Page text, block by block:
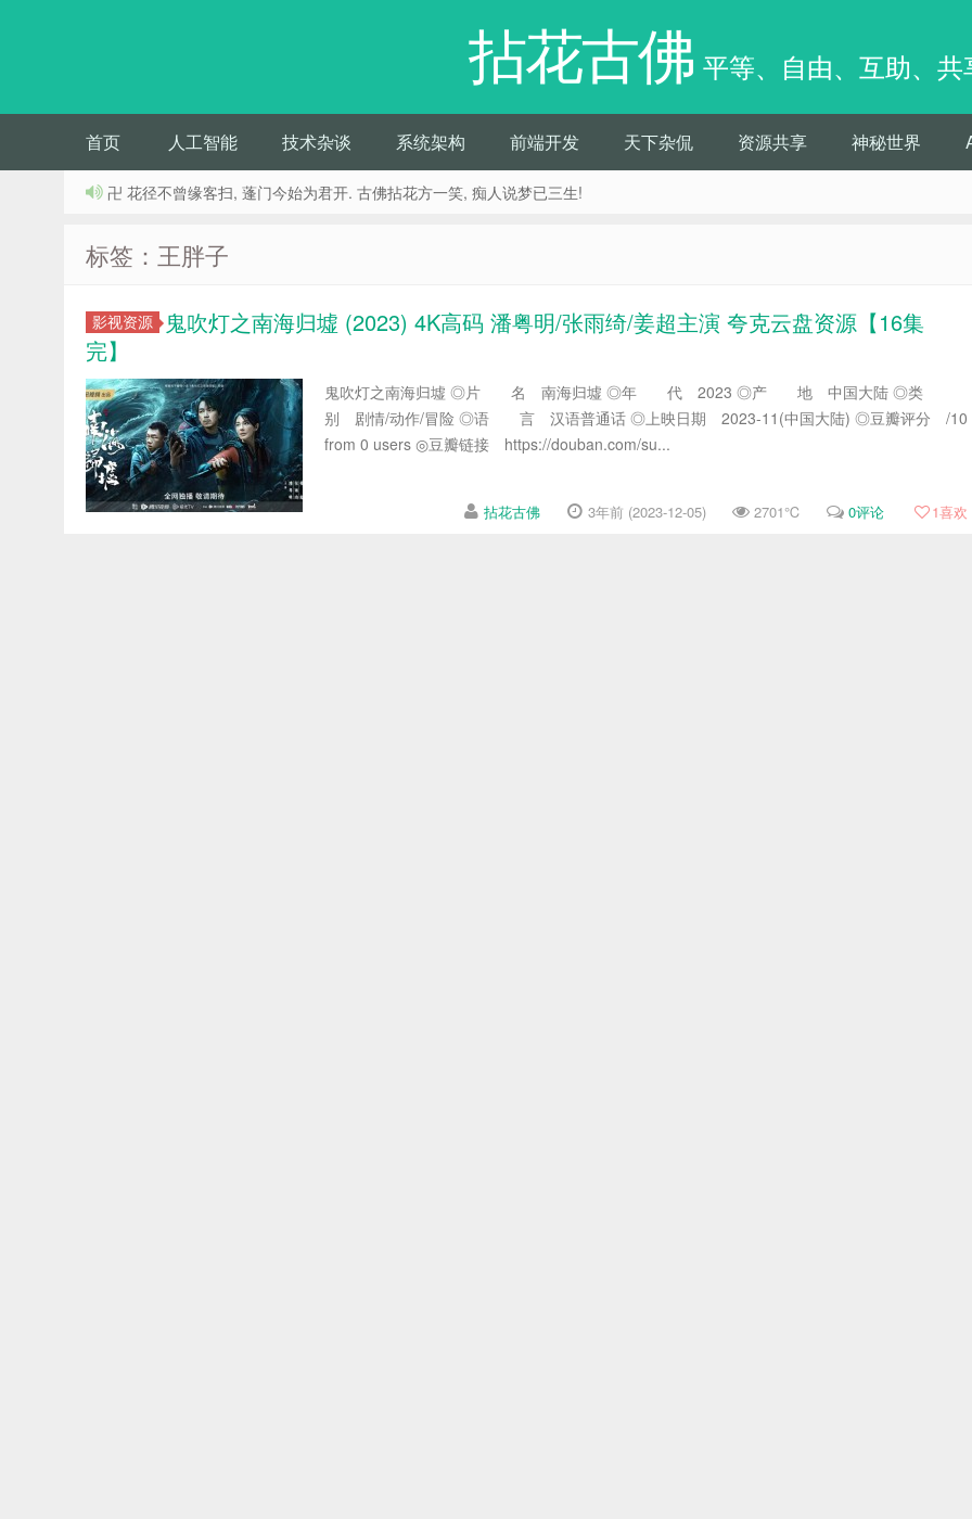
拈花古佛 平等、自由、互助、共
首页 人工智能 技术杂谈 系统架构 前端开发 天下杂侃 资源共享 神秘世界
卍 花径不曾缘客扫, 蓬门今始为君开. 古佛拈花方一笑, 痴人说梦已三生!
标签：王胖子
影视资源
鬼吹灯之南海归墟 (2023) 4K高码 潘粤明/张雨绮/姜超主演 夸克云盘资源【16集
完】
鬼吹灯之南海归墟 ◎片 名 南海归墟 ◎年 代 2023 ◎产 地 中国大陆 ◎类
别 剧情/动作/冒险 ◎语 言 汉语普通话 ◎上映日期 2023-11(中国大陆) ◎豆瓣评分 /10
from 0 users ◎豆瓣链接 https://douban.com/su...
拈花古佛 3年前 (2023-12-05) 2701℃ 0评论 1喜欢